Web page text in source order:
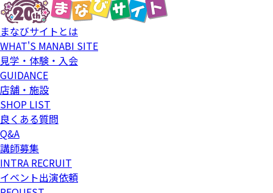
まなびサイトとは
WHAT'S MANABI SITE
見学・体験・入会
GUIDANCE
店舗・施設
SHOP LIST
良くある質問
Q&A
講師募集
INTRA RECRUIT
イベント出演依頼